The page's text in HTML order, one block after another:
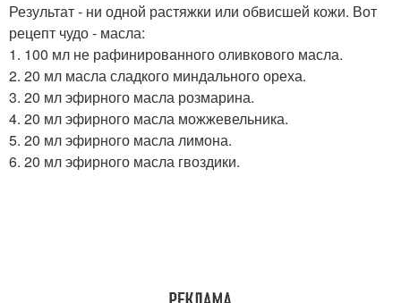
Результат - ни одной растяжки или обвисшей кожи. Вот
рецепт чудо - масла:
1. 100 мл не рафинированного оливкового масла.
2. 20 мл масла сладкого миндального ореха.
3. 20 мл эфирного масла розмарина.
4. 20 мл эфирного масла можжевельника.
5. 20 мл эфирного масла лимона.
6. 20 мл эфирного масла гвоздики.